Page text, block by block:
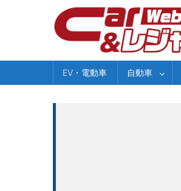
EV・電動車 自動車